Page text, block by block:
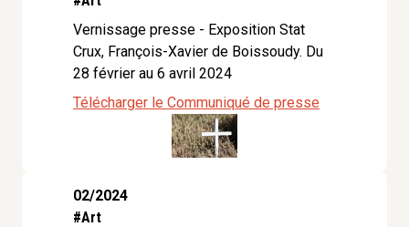
Vernissage presse - Exposition Stat
Crux, François-Xavier de Boissoudy. Du
28 février au 6 avril 2024
Télécharger le Communiqué de presse
02/2024
#Art